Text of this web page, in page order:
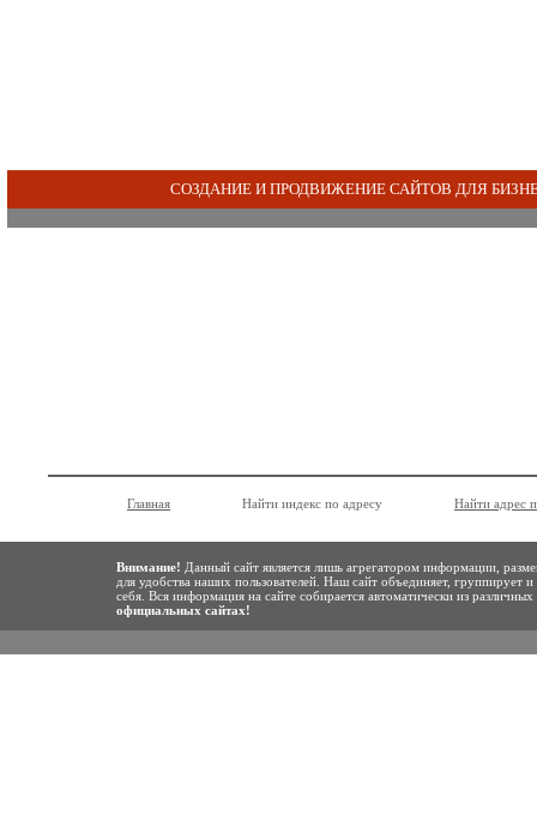
СОЗДАНИЕ И ПРОДВИЖЕНИЕ САЙТОВ ДЛЯ
Главная Найти индекс по адресу Найти адрес
Внимание! Данный сайт является лишь агрегатором информации,
для удобства наших пользователей. Наш сайт объединяет,
себя. Вся информация на сайте собирается автоматически из
официальных сайтах!